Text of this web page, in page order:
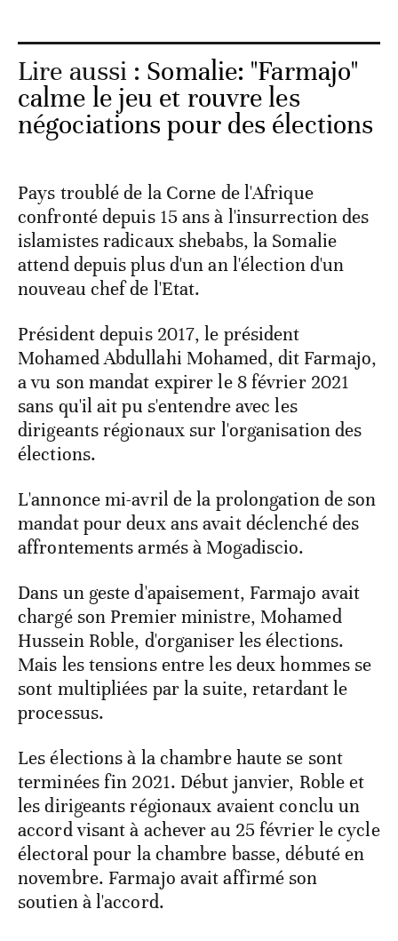
Lire aussi : Somalie: "Farmajo"
calme le jeu et rouvre les
négociations pour des élections
Pays troublé de la Corne de l'Afrique
confronté depuis 15 ans à l'insurrection des
islamistes radicaux shebabs, la Somalie
attend depuis plus d'un an l'élection d'un
nouveau chef de l'Etat.
Président depuis 2017, le président
Mohamed Abdullahi Mohamed, dit Farmajo,
a vu son mandat expirer le 8 février 2021
sans qu'il ait pu s'entendre avec les
dirigeants régionaux sur l'organisation des
élections.
L'annonce mi-avril de la prolongation de son
mandat pour deux ans avait déclenché des
affrontements armés à Mogadiscio.
Dans un geste d'apaisement, Farmajo avait
chargé son Premier ministre, Mohamed
Hussein Roble, d'organiser les élections.
Mais les tensions entre les deux hommes se
sont multipliées par la suite, retardant le
processus.
Les élections à la chambre haute se sont
terminées fin 2021. Début janvier, Roble et
les dirigeants régionaux avaient conclu un
accord visant à achever au 25 février le cycle
électoral pour la chambre basse, débuté en
novembre. Farmajo avait affirmé son
soutien à l'accord.